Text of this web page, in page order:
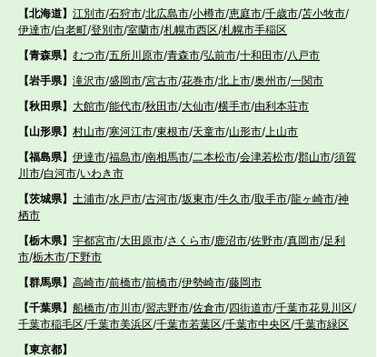
【北海道】 江別市/石狩市/北広島市/小樽市/恵庭市/千歳市/苫小牧市/
伊達市/白老町/登別市/室蘭市/札幌市西区/札幌市手稲区
【青森県】 むつ市/五所川原市/青森市/弘前市/十和田市/八戸市
【岩手県】 滝沢市/盛岡市/宮古市/花巻市/北上市/奥州市/一関市
【秋田県】 大館市/能代市/秋田市/大仙市/横手市/由利本荘市
【山形県】 村山市/寒河江市/東根市/天童市/山形市/ 上山市
【福島県】 伊達市/福島市/南相馬市/二本松市/会津若松市/郡山市/須賀
川市/白河市/いわき市
【茨城県】 土浦市/水戸市/古河市/坂東市/牛久市/取手市/龍ヶ崎市/神
栖市
【栃木県】 宇都宮市/大田原市/さくら市/鹿沼市/佐野市/真岡市/足利
市/栃木市/下野市
【群馬県】 高崎市/前橋市/前橋市/伊勢崎市/藤岡市
【千葉県】 船橋市/市川市/習志野市/佐倉市/四街道市/千葉市花見川区/
千葉市稲毛区/千葉市美浜区/千葉市若葉区/千葉市中央区/千葉市緑区
【東京都】